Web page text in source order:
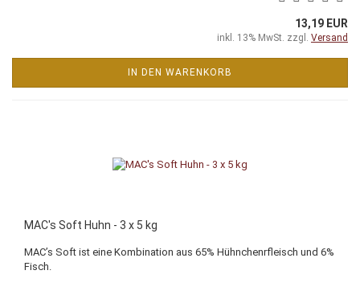
13,19 EUR
inkl. 13% MwSt. zzgl. Versand
IN DEN WARENKORB
MAC's Soft Huhn - 3 x 5 kg
MAC’s Soft ist eine Kombination aus 65% Hühnchenrfleisch und 6%
Fisch.